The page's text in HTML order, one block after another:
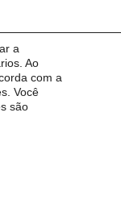
a
Ao
com a
Você
são